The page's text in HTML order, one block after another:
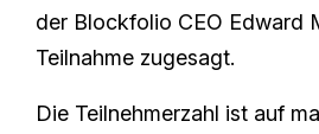
der Blockfolio CEO Edward
Teilnahme zugesagt.
Die Teilnehmerzahl ist auf